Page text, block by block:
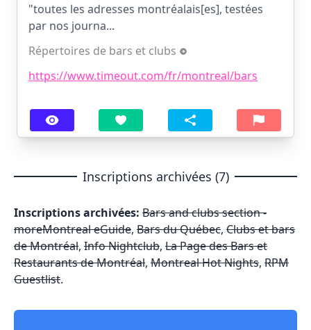
"toutes les adresses montréalais[es], testées
par nos journa...
Répertoires de bars et clubs
https://www.timeout.com/fr/montreal/bars
Inscriptions archivées (7)
Inscriptions archivées: Bars and clubs section -
moreMontreal eGuide, Bars du Québec, Clubs et bars
de Montréal, Info Nightclub, La Page des Bars et
Restaurants de Montréal, Montreal Hot Nights, RPM
Guestlist.